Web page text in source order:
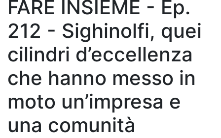
FARE INSIEME - Ep.
212 - Sighinolfi, quei
cilindri d’eccellenza
che hanno messo in
moto un’impresa e
una comunità